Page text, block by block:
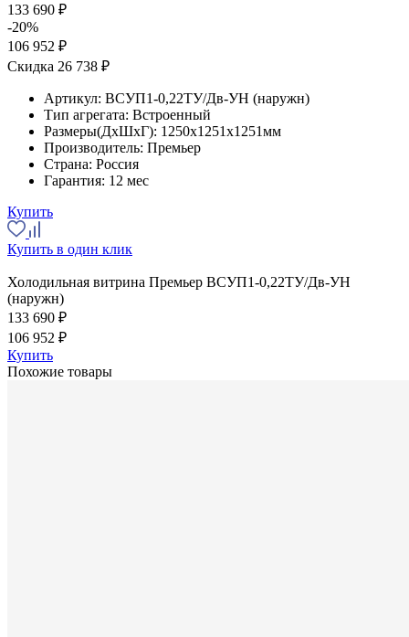
133 690 ₽
-20%
106 952 ₽
Скидка 26 738 ₽
Артикул: ВСУП1-0,22ТУ/Дв-УН (наружн)
Тип агрегата: Встроенный
Размеры(ДхШхГ): 1250x1251x1251мм
Производитель: Премьер
Страна: Россия
Гарантия: 12 мес
Купить
Купить в один клик
Холодильная витрина Премьер ВСУП1-0,22ТУ/Дв-УН
(наружн)
133 690 ₽
106 952 ₽
Купить
Похожие товары